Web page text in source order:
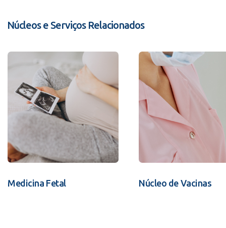
Núcleos e Serviços Relacionados
Medicina Fetal Núcleo de Vacinas